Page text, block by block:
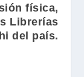
física,
Librerías
del país.